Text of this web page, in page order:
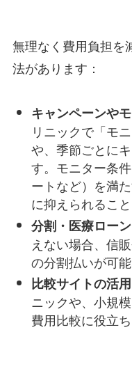
無理なく費用負担を
法があります：
キャンペーンや
リニックで「モ
や、季節ごとに
す。モニター条
ートなど）を満
に抑えられること
分割・医療ロー
えない場合、信
の分割払いが可
比較サイトの活用
ニックや、小規
費用比較に役立ち